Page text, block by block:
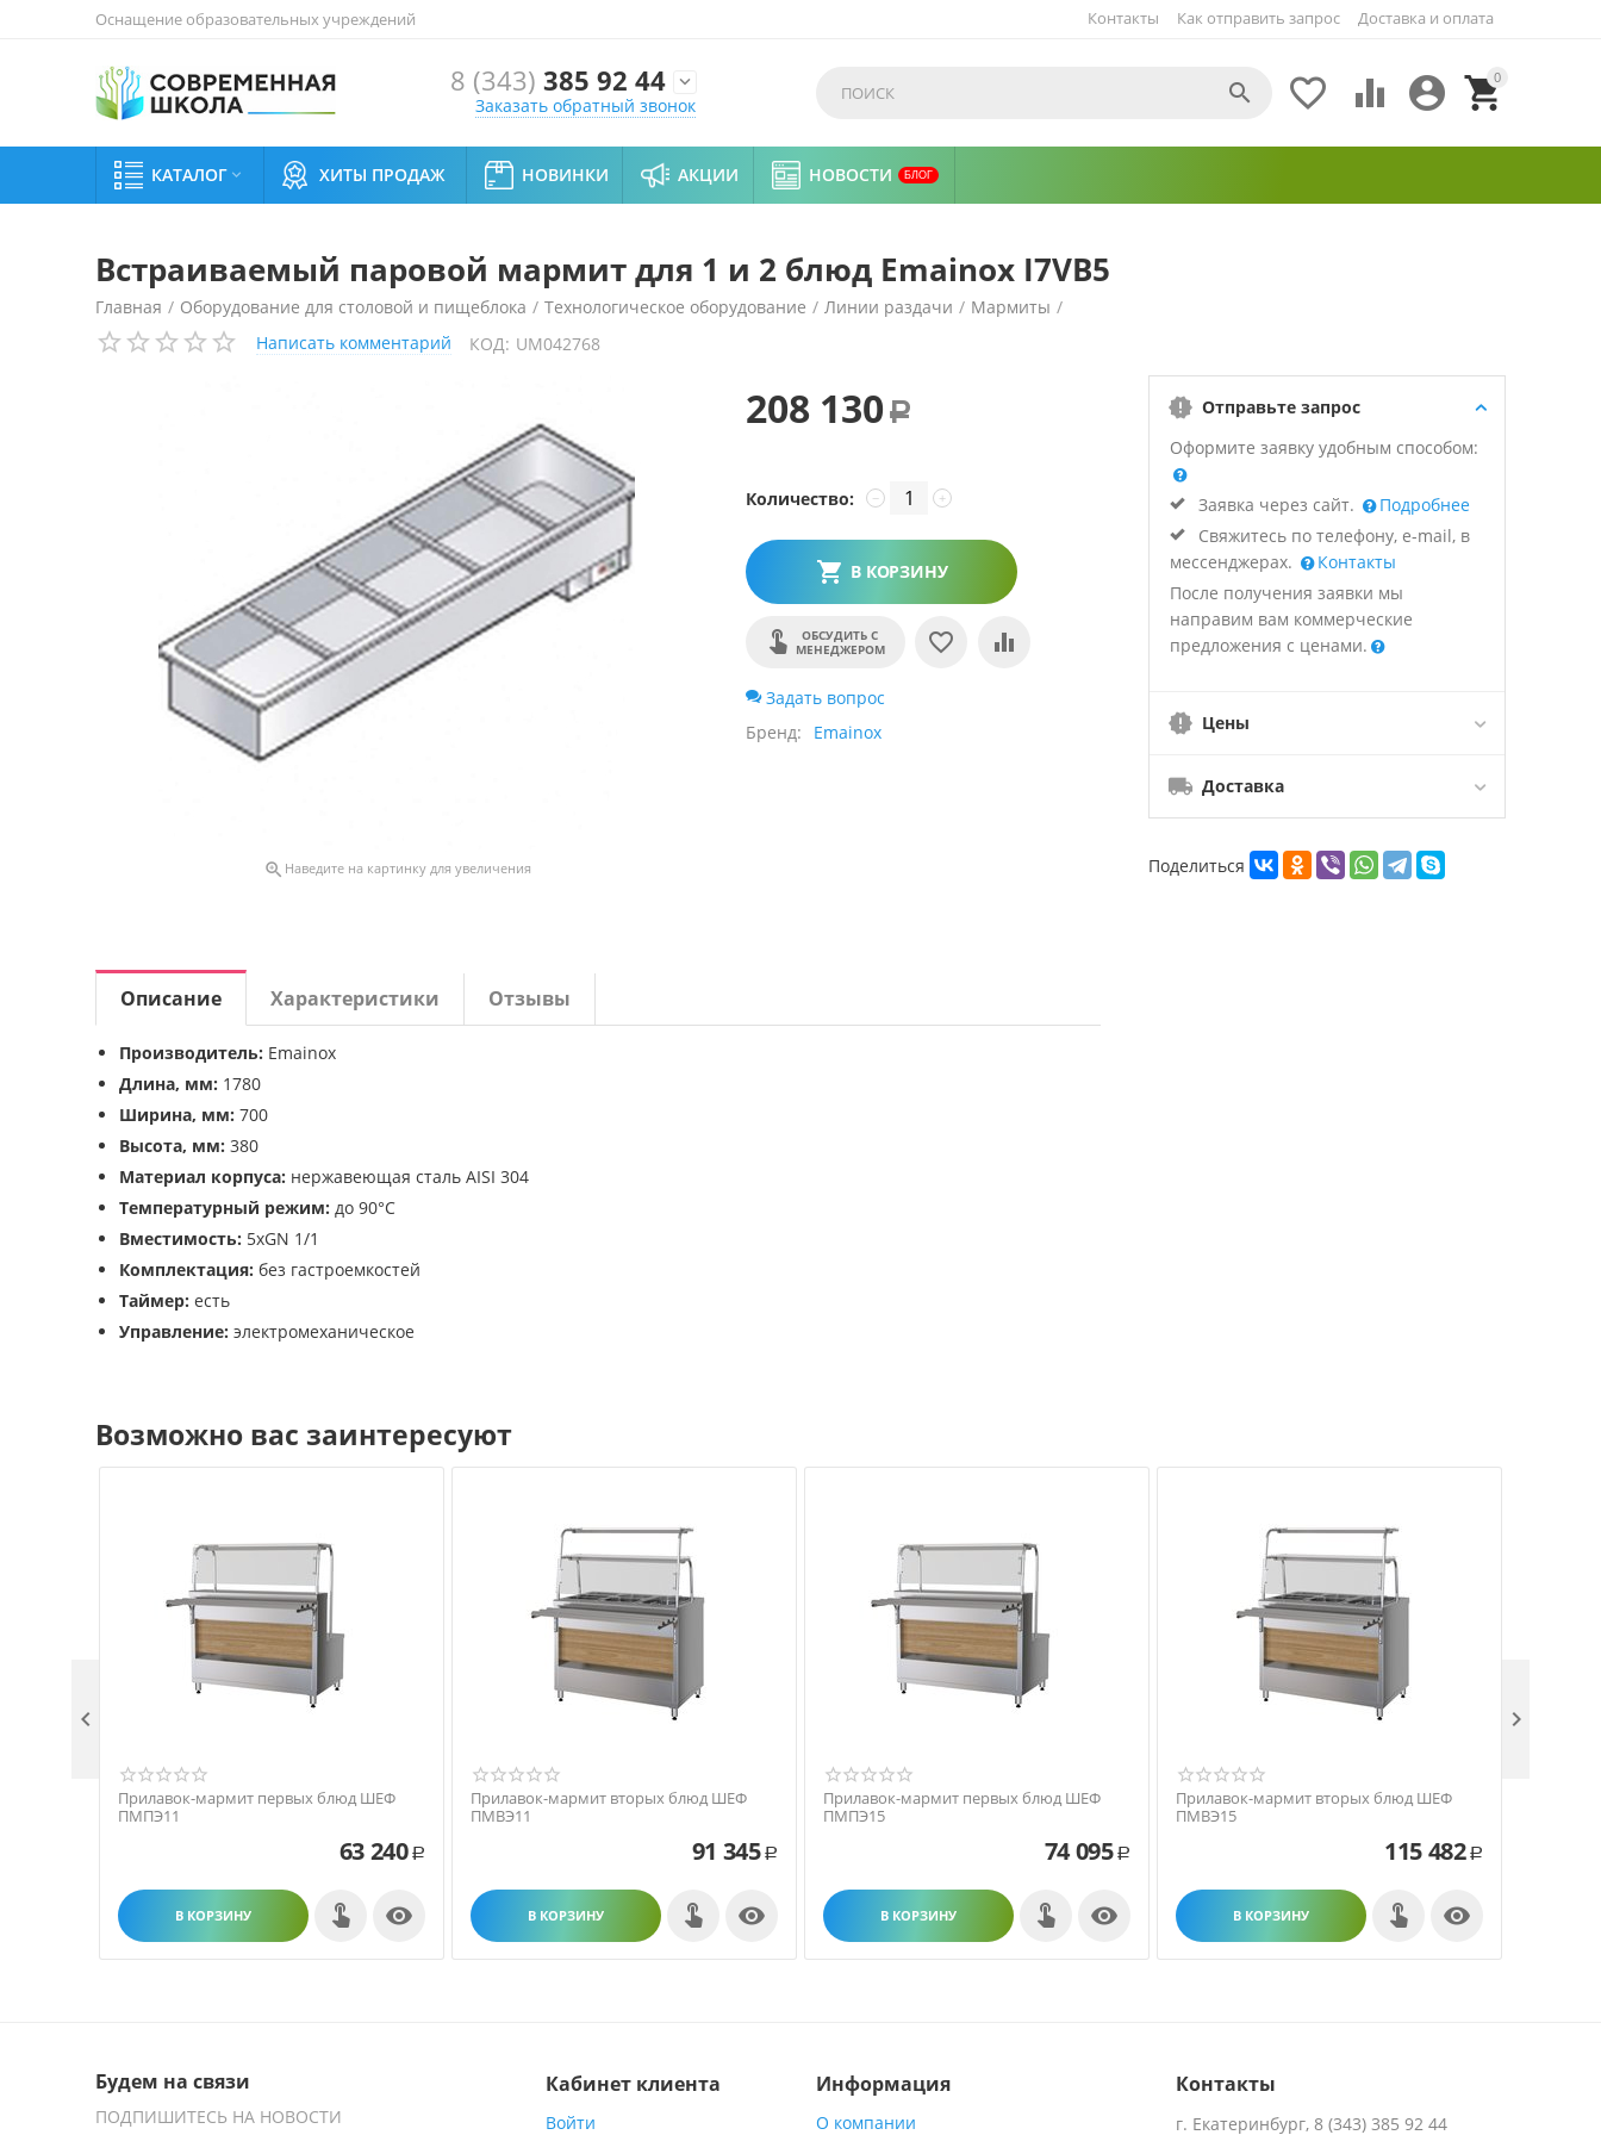
Оснащение образовательных учреждений Как отправить запрос Доставка и оплата
Контакты
8 (343) 385 92 44 
Заказать обратный звонок
0


 

КАТАЛОГ  ХИТЫ ПРОДАЖ НОВИНКИ АКЦИИ НОВОСТИ БЛОГ
Встраиваемый паровой мармит для 1 и 2 блюд Emainox I7VB5
Главная / Оборудование для столовой и пищеблока / Технологическое оборудование / Линии раздачи / Мармиты /
Встраиваемый паровой мармит для 1 и 2 блюд Emainox I7VB5
Написать комментарий КОД: UM042768
 Наведите на картинку для увеличения
208 130 Р
Количество: +
−
В КОРЗИНУ
ОБСУДИТЬ С
МЕНЕДЖЕРОМ
Задать вопрос
Бренд
Emainox
Отправьте запрос
Оформите заявку удобным способом:
Заявка через сайт.
Подробнее
Свяжитесь по телефону, e-mail, в
мессенджерах.
Контакты
После получения заявки мы
направим вам коммерческие
предложения с ценами.
Цены
Доставка
Поделиться
Описание Характеристики Отзывы
Производитель: Emainox
Длина, мм: 1780
Ширина, мм: 700
Высота, мм: 380
Материал корпуса: нержавеющая сталь AISI 304
Температурный режим: до 90°C
Вместимость: 5xGN 1/1
Комплектация: без гастроемкостей
Таймер: есть
Управление: электромеханическое
Возможно вас заинтересуют
Прилавок-мармит первых блюд ШЕФ
ПМПЭ11
63 240 Р
В КОРЗИНУ 
Прилавок-мармит вторых блюд ШЕФ
ПМВЭ11
91 345 Р
В КОРЗИНУ 
Прилавок-мармит первых блюд ШЕФ
ПМПЭ15
74 095 Р
В КОРЗИНУ 
Прилавок-мармит вторых блюд ШЕФ
ПМВЭ15
115 482 Р
В КОРЗИНУ 
 
Будем на связи
ПОДПИШИТЕСЬ НА НОВОСТИ
Кабинет клиента
Войти
Информация
О компании
Контакты
г. Екатеринбург, 8 (343) 385 92 44